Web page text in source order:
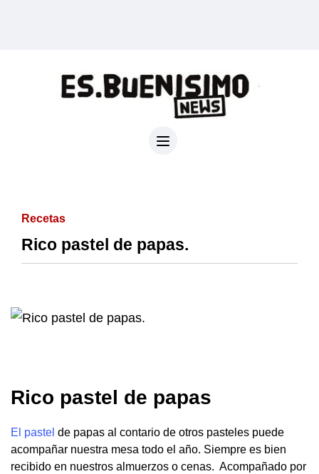
Recetas
Rico pastel de papas.
Rico pastel de papas
El pastel de papas al contario de otros pasteles puede
acompañar nuestra mesa todo el año. Siempre es bien
recibido en nuestros almuerzos o cenas. Acompañado por